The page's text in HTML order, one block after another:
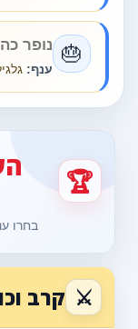
🎂 נופר
ענף:
🏆
בחרו
⚔ קרב